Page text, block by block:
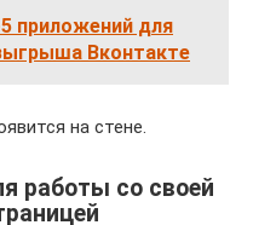
приложений для
Вконтакте
на стене.
работы со своей